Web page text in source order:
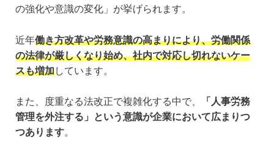
の強化や意識の変化」が挙げられます。
近年働き方改革や労務意識の高まりにより、労働関係
の法律が厳しくなり始め、社内で対応し切れないケー
スも増加しています。
また、度重なる法改正で複雑化する中で、
「人事労務
管理を外注する」という意識が企業において広まりつ
つあります。